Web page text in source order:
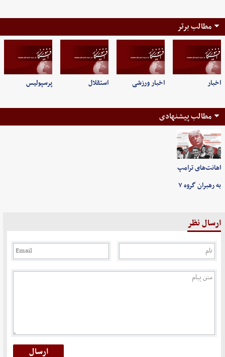
مطالب برتر
اخبار اخبار ورزشی استقلال پرسپولیس
مطالب پیشنهادی
اهانت‌های ترامپ
به رهبران گروه ۷
ارسال نظر